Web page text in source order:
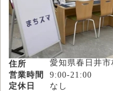
住所
愛知県春日井
営業時間
9:00-21:00
定休日
なし